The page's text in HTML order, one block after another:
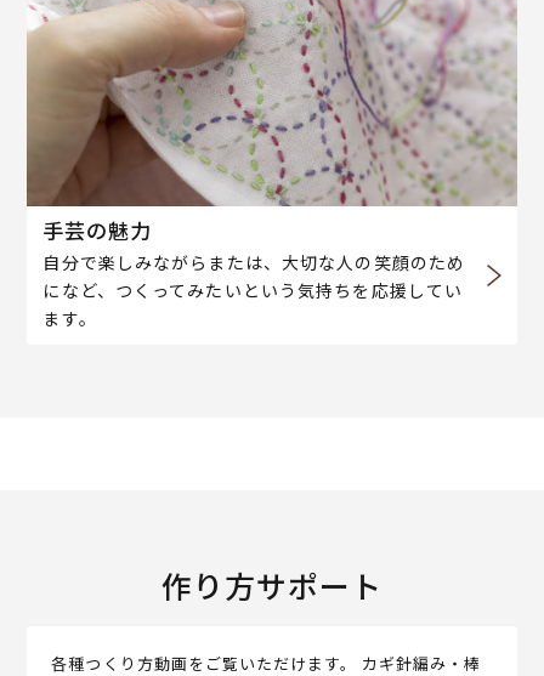
手芸の魅力
自分で楽しみながらまたは、大切な人の笑顔のため
になど、つくってみたいという気持ちを応援してい
ます。
作り方サポート
各種つくり方動画をご覧いただけます。 カギ針編み・棒